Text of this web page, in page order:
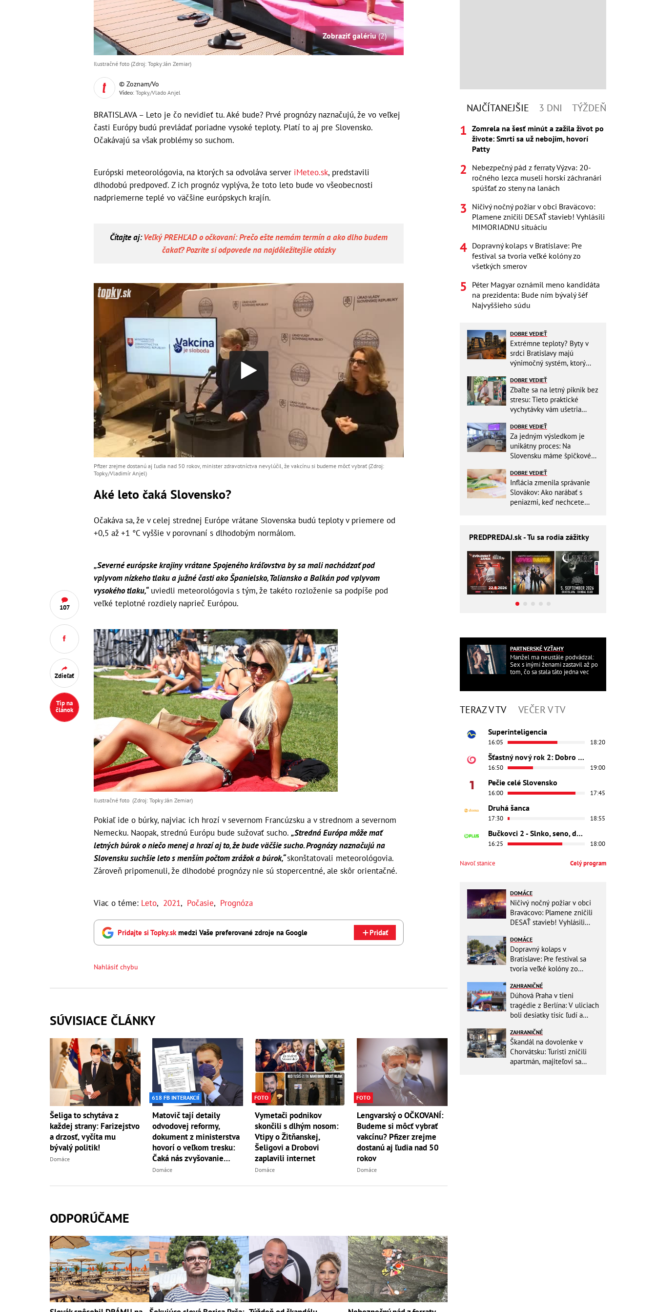
107
Zdieľať
Tip na
článok
Zobraziť galériu(2)
Ilustračné foto (Zdroj: Topky:Ján Zemiar)
© Zoznam/Vo
Video: Topky/Vlado Anjel
BRATISLAVA – Leto je čo nevidieť tu. Aké bude? Prvé prognózy naznačujú, že vo veľkej
časti Európy budú prevládať poriadne vysoké teploty. Platí to aj pre Slovensko.
Očakávajú sa však problémy so suchom.
Európski meteorológovia, na ktorých sa odvoláva server iMeteo.sk, predstavili
dlhodobú predpoveď. Z ich prognóz vyplýva, že toto leto bude vo všeobecnosti
nadpriemerne teplé vo väčšine európskych krajín.
Čítajte aj:Veľký PREHĽAD o očkovaní: Prečo ešte nemám termín a ako dlho budem
čakať? Pozrite si odpovede na najdôležitejšie otázky
Pfizer zrejme dostanú aj ľudia nad 50 rokov, minister zdravotníctva nevylúčil, že vakcínu si budeme môcť vybrať (Zdroj:
Topky/Vladimír Anjel)
Aké leto čaká Slovensko?
Očakáva sa, že v celej strednej Európe vrátane Slovenska budú teploty v priemere od
+0,5 až +1 °C vyššie v porovnaní s dlhodobým normálom.
„Severné európske krajiny vrátane Spojeného kráľovstva by sa mali nachádzať pod
vplyvom nízkeho tlaku a južné časti ako Španielsko, Taliansko a Balkán pod vplyvom
vysokého tlaku,“uviedli meteorológovia s tým, že takéto rozloženie sa podpíše pod
veľké teplotné rozdiely naprieč Európou.
Ilustračné foto (Zdroj: Topky:Ján Zemiar)
Pokiaľ ide o búrky, najviac ich hrozí v severnom Francúzsku a v strednom a severnom
Nemecku. Naopak, strednú Európu bude sužovať sucho. „Stredná Európa môže mať
letných búrok o niečo menej a hrozí aj to, že bude väčšie sucho. Prognózy naznačujú na
Slovensku suchšie leto s menším počtom zrážok a búrok,“skonštatovali meteorológovia.
Zároveň pripomenuli, že dlhodobé prognózy nie sú stopercentné, ale skôr orientačné.
Viac o téme: Leto, 2021, Počasie, Prognóza
Pridajte si Topky.sk medzi Vaše preferované zdroje na Google Pridať
Nahlásiť chybu
SÚVISIACE ČLÁNKY
Šeliga to schytáva z
každej strany: Farizejstvo
a drzosť, vyčíta mu
bývalý politik!
Domáce
618 FB INTERAKCIÍ
Matovič tají detaily
odvodovej reformy,
dokument z ministerstva
hovorí o veľkom tresku:
Čaká nás zvyšovanie
daní?
Domáce
FOTO
Vymetači podnikov
skončili s dlhým nosom:
Vtipy o Žitňanskej,
Šeligovi a Drobovi
zaplavili internet
Domáce
FOTO
Lengvarský o OČKOVANÍ:
Budeme si môcť vybrať
vakcínu? Pfizer zrejme
dostanú aj ľudia nad 50
rokov
Domáce
ODPORÚČAME
NAJČÍTANEJŠIE 3 DNI TÝŽDEŇ
Zomrela na šesť minút a zažila život po
živote: Smrti sa už nebojím, hovorí
Patty
Nebezpečný pád z ferraty Výzva: 20-
ročného lezca museli horskí záchranári
spúšťať zo steny na lanách
Ničivý nočný požiar v obci Braväcovo:
Plamene zničili DESAŤ stavieb! Vyhlásili
MIMORIADNU situáciu
Dopravný kolaps v Bratislave: Pre
festival sa tvoria veľké kolóny zo
všetkých smerov
Péter Magyar oznámil meno kandidáta
na prezidenta: Bude ním bývalý šéf
Najvyššieho súdu
DOBRE VEDIEŤ
Extrémne teploty? Byty v
srdci Bratislavy majú
výnimočný systém, ktorý
DOBRE VEDIEŤ
Zbaľte sa na letný piknik bez
stresu: Tieto praktické
vychytávky vám ušetria
DOBRE VEDIEŤ
Za jedným výsledkom je
unikátny proces: Na
Slovensku máme špičkové
DOBRE VEDIEŤ
Inflácia zmenila správanie
Slovákov: Ako narábať s
peniazmi, keď nechcete
PREDPREDAJ.sk - Tu sa rodia zážitky
PARTNERSKÉ VZŤAHY
Manžel ma neustále podvádzal:
Sex s inými ženami zastavil až po
tom, čo sa stala táto jedna vec
TERAZ V TV VEČER V TV
Superinteligencia
16:05 18:20
Šťastný nový rok 2: Dobro došli
16:50 19:00
Pečie celé Slovensko
16:00 17:45
Druhá šanca
17:30 18:55
Bučkovci 2 - Slnko, seno, dedina
16:25 18:00
Navoľ stanice Celý program
DOMÁCE
Ničivý nočný požiar v obci
Braväcovo: Plamene zničili
DESAŤ stavieb! Vyhlásili
DOMÁCE
Dopravný kolaps v
Bratislave: Pre festival sa
tvoria veľké kolóny zo
ZAHRANIČNÉ
Dúhová Praha v tieni
tragédie z Berlína: V uliciach
boli desiatky tisíc ľudí a
ZAHRANIČNÉ
Škandál na dovolenke v
Chorvátsku: Turisti zničili
apartmán, majiteľovi sa